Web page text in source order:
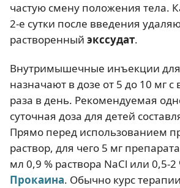
частую смену положения тела.
2-е сутки после введения
растворенный экссудат.
Внутримышечные инъекции
назначают в дозе от 5 до 10 мг
раза в день. Рекомендуемая
суточная доза для детей
Прямо перед использованием
раствор, для чего 5 мг
мл 0,9 % раствора NaCl или 0,5-2
Прокаина. Обычно курс